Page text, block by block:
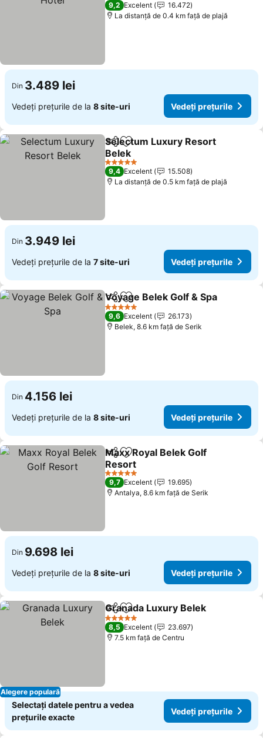
9,2 Excelent
16.472
La distanță de 0.4 km față de plajă
Din 3.489 lei
Vedeți prețurile de la 8 site-uri Vedeți prețurile
DistribuițiAdăugaţi la favorite
Selectum Luxury Resort
Belek
5 Stele
9,4 Excelent
15.508
La distanță de 0.5 km față de plajă
Din 3.949 lei
Vedeți prețurile de la 7 site-uri Vedeți prețurile
DistribuițiAdăugaţi la favorite
Voyage Belek Golf & Spa
5 Stele
9,6 Excelent
26.173
Belek, 8.6 km faţă de Serik
Din 4.156 lei
Vedeți prețurile de la 8 site-uri Vedeți prețurile
DistribuițiAdăugaţi la favorite
Maxx Royal Belek Golf
Resort
5 Stele
9,7 Excelent
19.695
Antalya, 8.6 km faţă de Serik
Din 9.698 lei
Vedeți prețurile de la 8 site-uri Vedeți prețurile
Alegere populară
DistribuițiAdăugaţi la favorite
Granada Luxury Belek
5 Stele
8,5 Excelent
23.697
7.5 km faţă de Centru
Selectați datele pentru a vedea
prețurile exacte
Vedeți prețurile